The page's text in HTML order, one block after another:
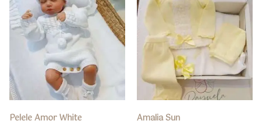
Pelele Amor White Amalia Sun